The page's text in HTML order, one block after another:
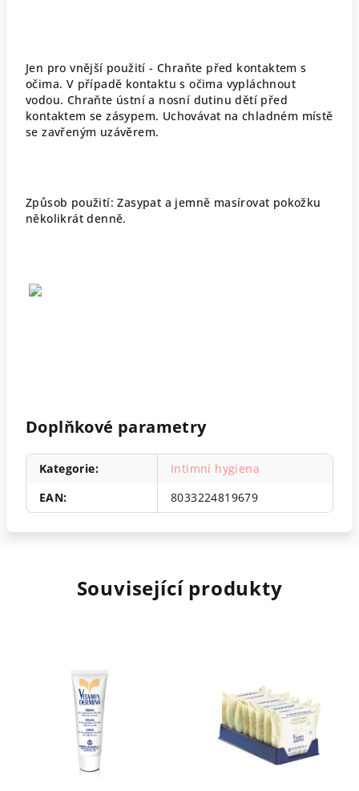
Jen pro vnější použití - Chraňte před kontaktem s
očima. V případě kontaktu s očima vypláchnout
vodou. Chraňte ústní a nosní dutinu dětí před
kontaktem se zásypem. Uchovávat na chladném místě
se zavřeným uzávěrem.
Způsob použití: Zasypat a jemně masírovat pokožku
několikrát denně.
Doplňkové parametry
Kategorie:
Intimní hygiena
EAN: 8033224819679
Související produkty